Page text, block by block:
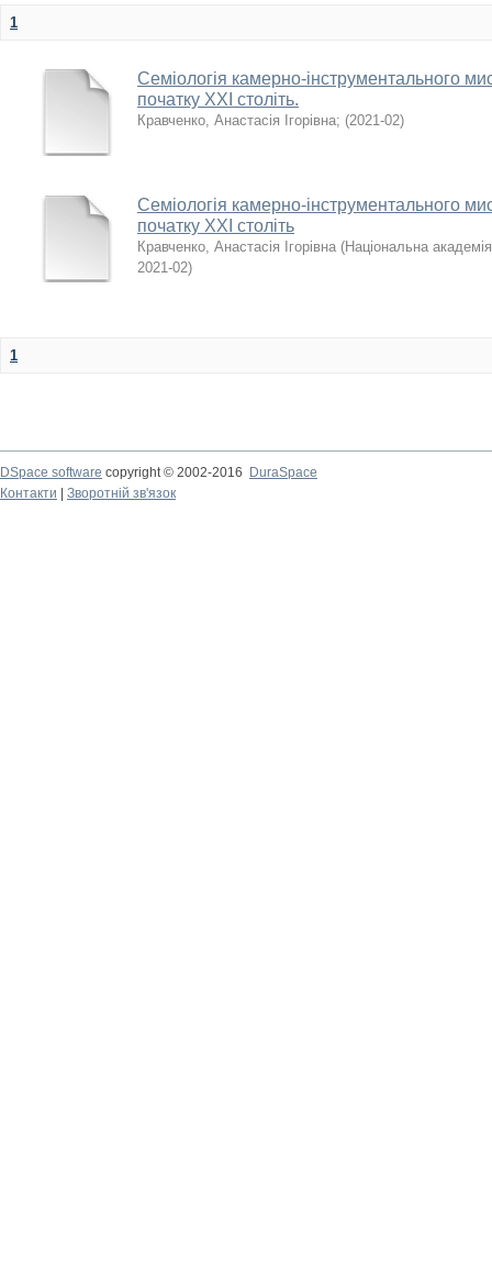
1
Семіологія камерно-інструментального
початку ХХІ століть.
Кравченко, Анастасія Ігорівна; (2021-02)
Семіологія камерно-інструментального
початку ХХІ століть
Кравченко, Анастасія Ігорівна (Національна
2021-02)
1
DSpace software copyright © 2002-2016
DuraSpace
Контакти
Зворотній зв'язок